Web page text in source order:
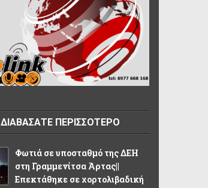
ΔΙΑΒΑΣΑΤΕ ΠΕΡΙΣΣΟΤΕΡΟ
Φωτιά σε υποσταθμό της ΔΕΗ
στη Γραμμενίτσα Άρτας||
Επεκτάθηκε σε χορτολιβαδική